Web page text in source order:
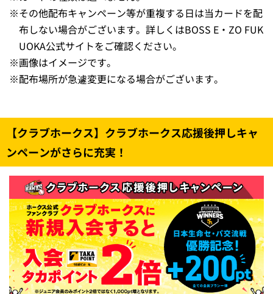
2025年6月23日（月）～6月30日（月）
対象店舗
3F「The FOODHALL」内各店舗
注意事項
※お会計時に会員証ご提示で1会計につき税込1,000円毎に
2枚お渡しします。
※BOSS E・ZO FUKUOKA内アトラクションは本キャンペ
ーンの対象外となります
※配布対象は、クラブホークス会員またはタカポイント会
員のお客様となります。
※カードの種類は選べません。
※ その他配布キャンペーン等が重複する日は当カードを配